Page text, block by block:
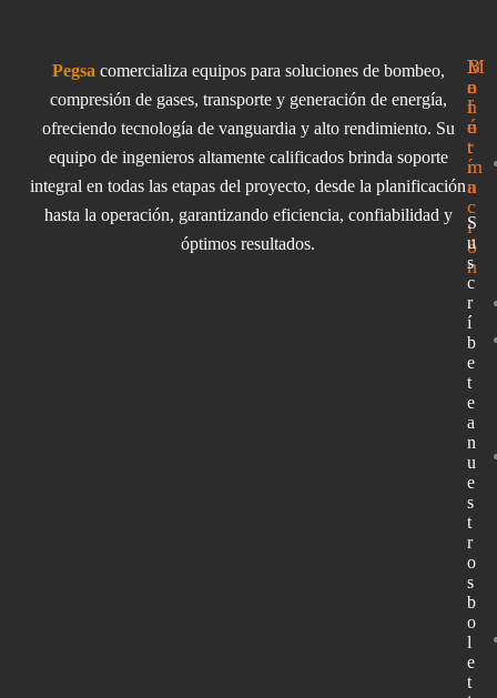
Pegsa comercializa equipos para soluciones de bombeo,
compresión de gases, transporte y generación de energía,
ofreciendo tecnología de vanguardia y alto rendimiento. Su
equipo de ingenieros altamente calificados brinda soporte
integral en todas las etapas del proyecto, desde la planificación
hasta la operación, garantizando eficiencia, confiabilidad y
óptimos resultados.
I
n
f
o
r
m
a
c
i
ó
n
M
e
n
ú
B
o
l
e
t
í
n
S
u
s
c
r
í
b
e
t
e
a
n
u
e
s
t
r
o
s
b
o
l
e
t